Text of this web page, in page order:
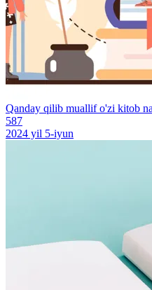
Qanday qilib muallif o'zi kitob
587
2024 yil 5-iyun